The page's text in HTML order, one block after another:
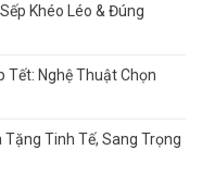
Khéo Léo & Đúng
Tết: Nghệ Thuật Chọn
Tặng Tinh Tế, Sang Trọng